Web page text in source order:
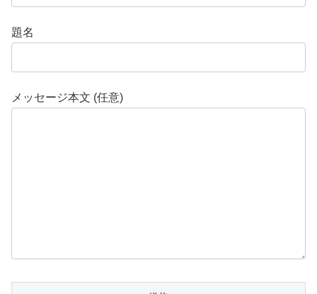
題名
メッセージ本文 (任意)